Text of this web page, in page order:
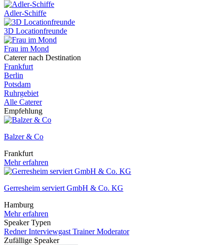
Adler-Schiffe
3D Locationfreunde
Frau im Mond
Caterer nach Destination
Frankfurt
Berlin
Potsdam
Ruhrgebiet
Alle Caterer
Empfehlung
Balzer & Co
Frankfurt
Mehr erfahren
Gerresheim serviert GmbH & Co. KG
Hamburg
Mehr erfahren
Speaker Typen
RednerInterviewgast TrainerModerator
Zufällige Speaker